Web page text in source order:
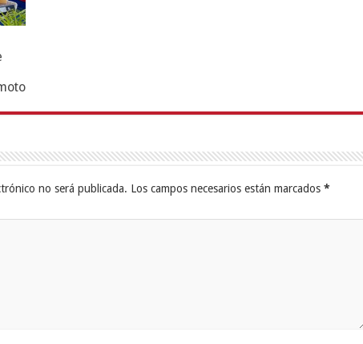
no será publicada. Los campos necesarios están marcados *